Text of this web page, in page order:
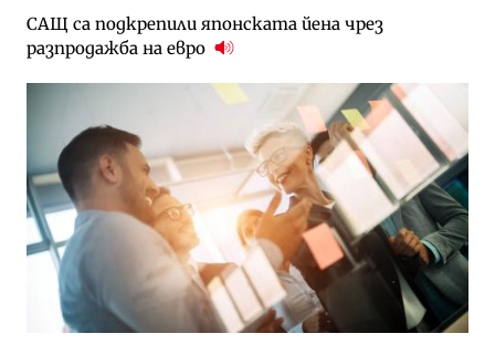
САЩ са подкрепили японската йена чрез
разпродажба на евро